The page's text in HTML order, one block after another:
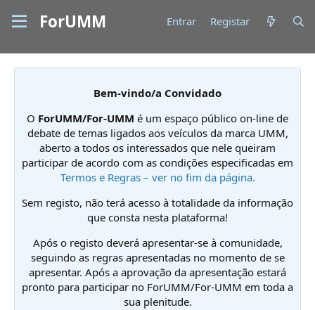
ForUMM Entrar Registar
Bem-vindo/a Convidado
O ForUMM/For-UMM é um espaço público on-line de
debate de temas ligados aos veículos da marca UMM,
aberto a todos os interessados que nele queiram
participar de acordo com as condições especificadas em
Termos e Regras – ver no fim da página.
Sem registo, não terá acesso à totalidade da informação
que consta nesta plataforma!
Após o registo deverá apresentar-se à comunidade,
seguindo as regras apresentadas no momento de se
apresentar. Após a aprovação da apresentação estará
pronto para participar no ForUMM/For-UMM em toda a
sua plenitude.